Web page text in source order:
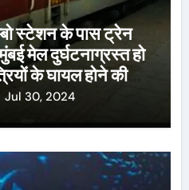
स्टेशन के पास ट्रेन
मेल दुर्घटनाग्रस्त हो
के घायल होने की
पदाधिकारी
Jul 30, 2024